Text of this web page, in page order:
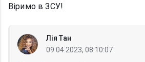
Віримо в ЗСУ!
Лія Тан
09.04.2023, 08:10:07